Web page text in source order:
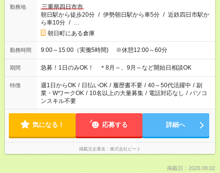
勤務地
三重県四日市市
朝日駅から徒歩20分 / 伊勢朝日駅から車5分 / 近鉄四日市駅か
ら車10分 / …
朝日町にある倉庫
勤務時間 9:00～15:00（実働5時間) ※休憩12:00～60分
期間 急募！1日のみOK！ ＊8月～、9月～など開始日相談OK
特徴 週1日からOK / 日払いOK / 履歴書不要 / 40～50代活躍中 / 副
業・WワークOK / 10名以上の大量募集 / 電話対応なし / パソコ
ンスキル不要
気になる！ 応募する 詳細へ
掲載元企業名 株式会社ビート
掲載日：2026.08.02